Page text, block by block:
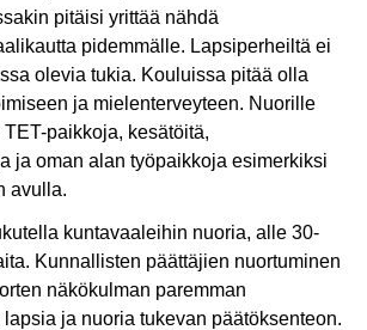
pitäisi yrittää nähdä
pidemmälle. Lapsiperheiltä ei
olevia tukia. Kouluissa pitää olla
ja mielenterveyteen. Nuorille
paikkoja, kesätöitä,
ja oman alan työpaikkoja esimerkiksi
avulla.
kuntavaaleihin nuoria, alle 30-
Kunnallisten päättäjien nuortuminen
näkökulman paremman
ja nuoria tukevan päätöksenteon.